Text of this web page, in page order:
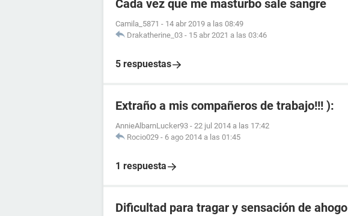
Cada vez que me masturbo sale sangre
Camila_5871 - 14 abr 2019 a las 08:49
Drakatherine_03 - 15 abr 2021 a las 03:46
5 respuestas
Extraño a mis compañeros de trabajo!!! ):
AnnieAlbarnLucker93 - 22 jul 2014 a las 17:42
Rocio029 - 6 ago 2014 a las 01:45
1 respuesta
Dificultad para tragar y sensación de ahogo